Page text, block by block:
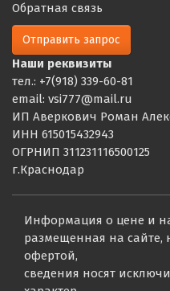
Обратная связь
Отправить запрос
Наши реквизиты
тел.: +7(918) 339-60-81
email: vsi777@mail.ru
ИП Аверкович Роман
ИНН 615015432943
ОГРНИП 311231116500125
г.Краснодар
Информация о цене и
размещенная на сайте,
офертой,
сведения носят